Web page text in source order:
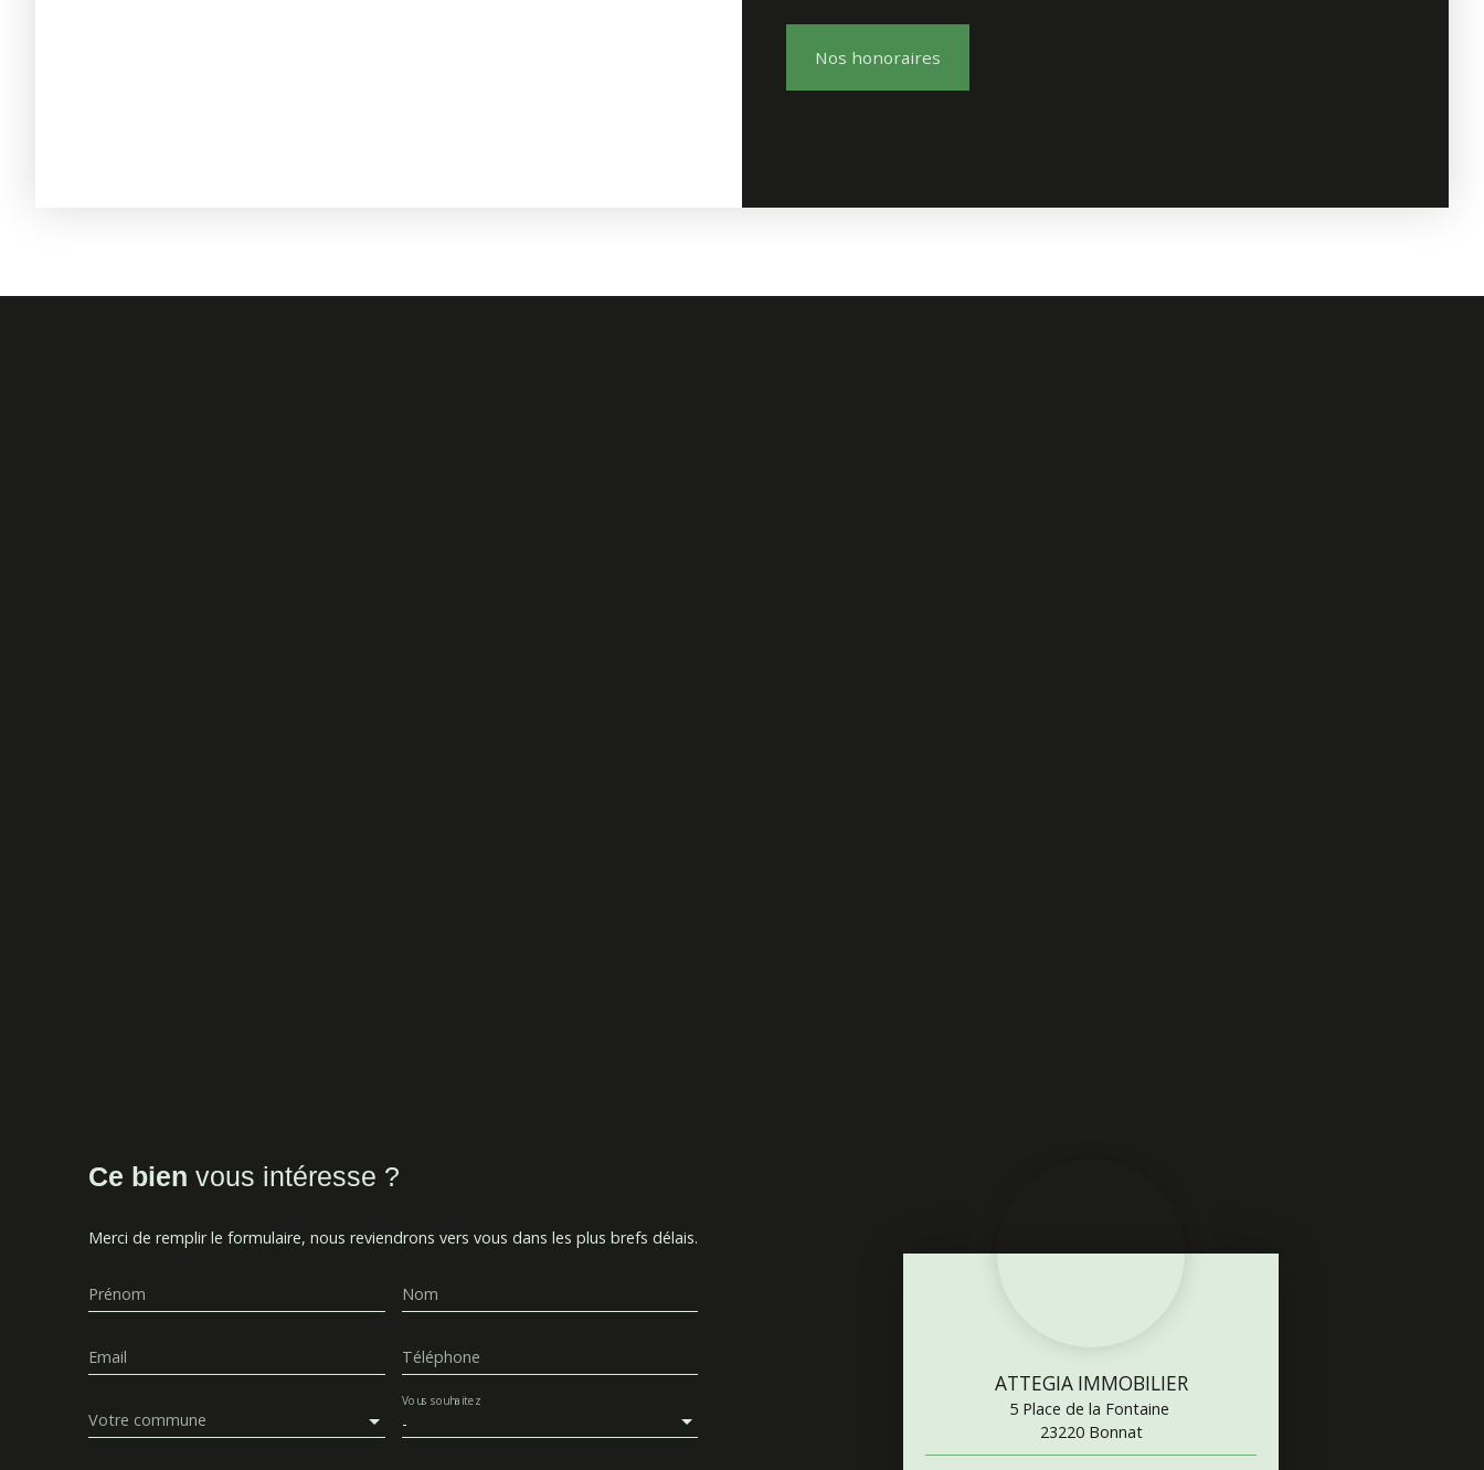
Nos honoraires
Ce bien vous intéresse ?
Merci de remplir le formulaire, nous reviendrons vers vous dans les plus brefs délais.
Prénom Nom
Email Téléphone
Votre commune -
Vous souhaitez
ATTEGIA IMMOBILIER
5 Place de la Fontaine
23220 Bonnat